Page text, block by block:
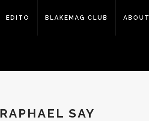
EDITO BLAKEMAG CLUB ABOUT
RAPHAEL SAY